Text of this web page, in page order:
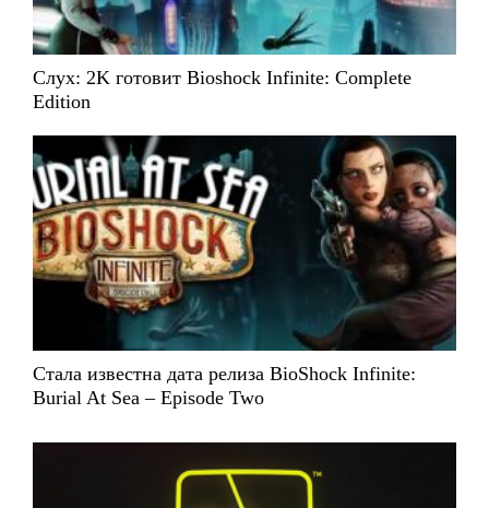
Слух: 2K готовит Bioshock Infinite: Complete
Edition
Стала известна дата релиза BioShock Infinite:
Burial At Sea – Episode Two